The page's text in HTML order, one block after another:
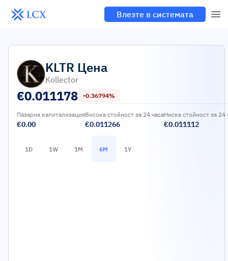
Влезте в системата
KLTR Цена
Kollector
€0.011178 -0.36794%
Пазарна капитализация
€0.00
Висока стойност за 24 часа
€0.011266
Ниска стойност за 24
€0.011112
1D 1W 1M 6M 1Y